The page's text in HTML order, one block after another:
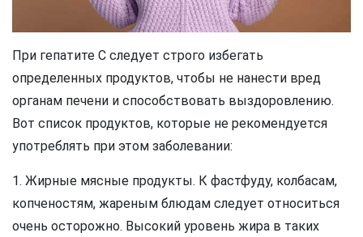
При гепатите C следует строго избегать
определенных продуктов, чтобы не нанести вред
органам печени и способствовать выздоровлению.
Вот список продуктов, которые не рекомендуется
употреблять при этом заболевании:
1. Жирные мясные продукты. К фастфуду, колбасам,
копченостям, жареным блюдам следует относиться
очень осторожно. Высокий уровень жира в таких